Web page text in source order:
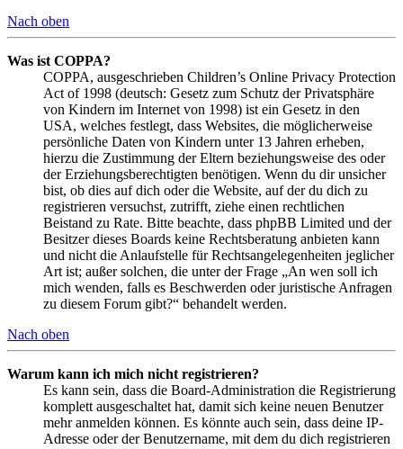
Nach oben
Was ist COPPA?
COPPA, ausgeschrieben Children’s Online Privacy Protection
Act of 1998 (deutsch: Gesetz zum Schutz der Privatsphäre
von Kindern im Internet von 1998) ist ein Gesetz in den
USA, welches festlegt, dass Websites, die möglicherweise
persönliche Daten von Kindern unter 13 Jahren erheben,
hierzu die Zustimmung der Eltern beziehungsweise des oder
der Erziehungsberechtigten benötigen. Wenn du dir unsicher
bist, ob dies auf dich oder die Website, auf der du dich zu
registrieren versuchst, zutrifft, ziehe einen rechtlichen
Beistand zu Rate. Bitte beachte, dass phpBB Limited und der
Besitzer dieses Boards keine Rechtsberatung anbieten kann
und nicht die Anlaufstelle für Rechtsangelegenheiten jeglicher
Art ist; außer solchen, die unter der Frage „An wen soll ich
mich wenden, falls es Beschwerden oder juristische Anfragen
zu diesem Forum gibt?“ behandelt werden.
Nach oben
Warum kann ich mich nicht registrieren?
Es kann sein, dass die Board-Administration die Registrierung
komplett ausgeschaltet hat, damit sich keine neuen Benutzer
mehr anmelden können. Es könnte auch sein, dass deine IP-
Adresse oder der Benutzername, mit dem du dich registrieren